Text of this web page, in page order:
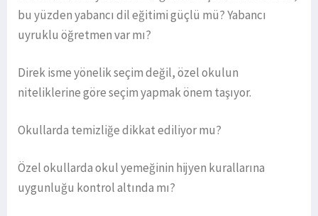
bu yüzden yabancı dil eğitimi güçlü mü? Yabancı
uyruklu öğretmen var mı?
Direk isme yönelik seçim değil, özel okulun
niteliklerine göre seçim yapmak önem taşıyor.
Okullarda temizliğe dikkat ediliyor mu?
Özel okullarda okul yemeğinin hijyen kurallarına
uygunluğu kontrol altında mı?